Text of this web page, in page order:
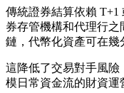
傳統證券結算依賴 T+1
券存管機構和代理行
鏈，代幣化資產可在幾
這降低了交易對手風險
模日常資金流的財資運